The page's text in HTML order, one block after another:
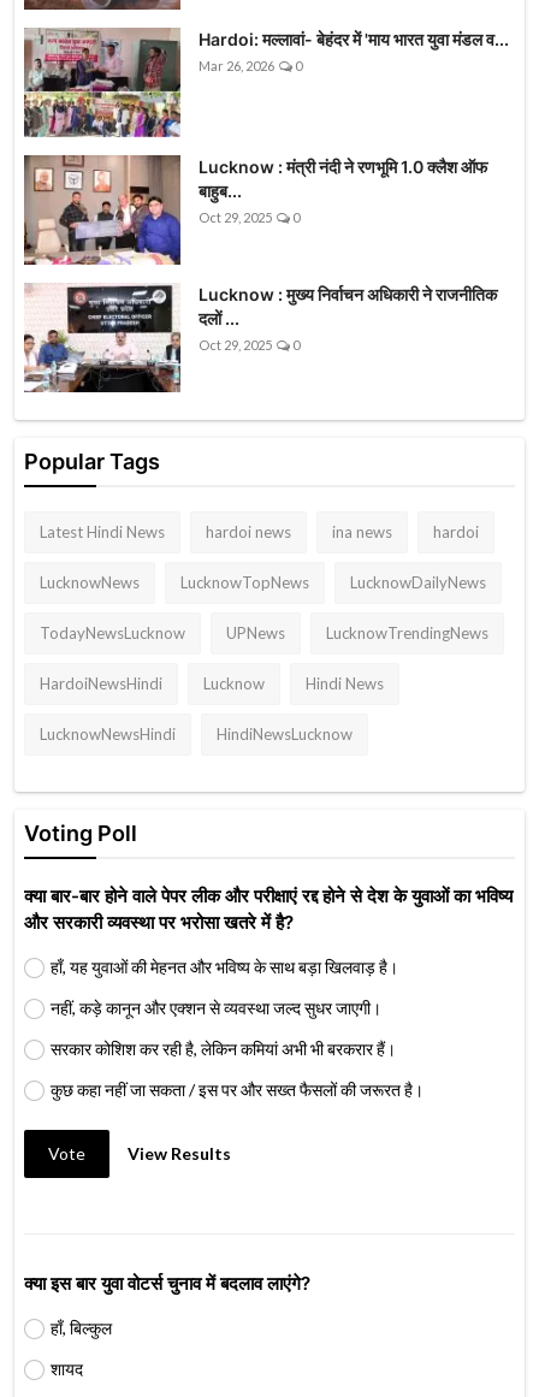
Hardoi: मल्लावां- बेहंदर में 'माय भारत युवा मंडल व...
Mar 26, 2026 0
Lucknow : मंत्री नंदी ने रणभूमि 1.0 क्लैश ऑफ
बाहुब...
Oct 29, 2025 0
Lucknow : मुख्य निर्वाचन अधिकारी ने राजनीतिक
दलों ...
Oct 29, 2025 0
Popular Tags
Latest Hindi News hardoi news ina news hardoi
LucknowNews LucknowTopNews LucknowDailyNews
TodayNewsLucknow UPNews LucknowTrendingNews
HardoiNewsHindi Lucknow Hindi News
LucknowNewsHindi HindiNewsLucknow
Voting Poll
क्या बार-बार होने वाले पेपर लीक और परीक्षाएं रद्द होने से देश के युवाओं का भविष्य
और सरकारी व्यवस्था पर भरोसा खतरे में है?
हाँ, यह युवाओं की मेहनत और भविष्य के साथ बड़ा खिलवाड़ है।
नहीं, कड़े कानून और एक्शन से व्यवस्था जल्द सुधर जाएगी।
सरकार कोशिश कर रही है, लेकिन कमियां अभी भी बरकरार हैं।
कुछ कहा नहीं जा सकता / इस पर और सख्त फैसलों की जरूरत है।
Vote View Results
क्या इस बार युवा वोटर्स चुनाव में बदलाव लाएंगे?
हाँ, बिल्कुल
शायद